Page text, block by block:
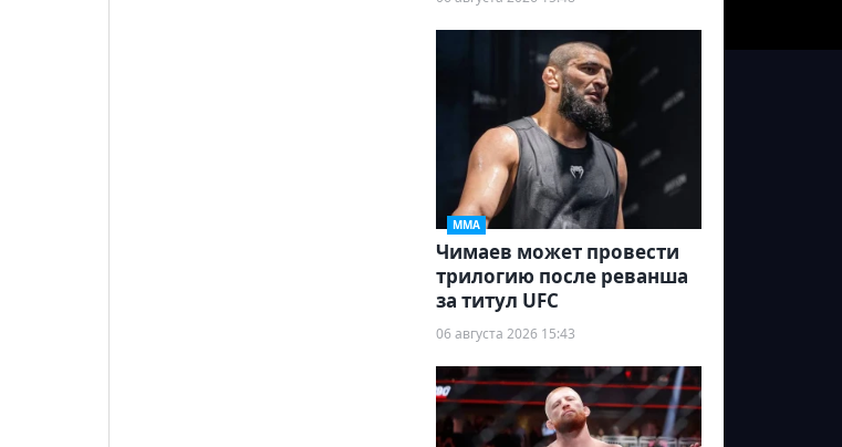
ММА
Чимаев может провести
трилогию после реванша
за титул UFC
06 августа 2026 15:43